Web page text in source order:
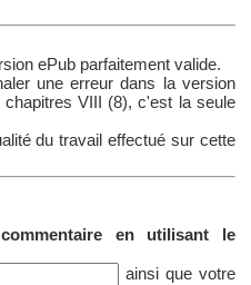
ePub parfaitement valide.
une erreur dans la version
VIII (8), c'est la seule
du travail effectué sur cette
en utilisant le
ainsi que votre